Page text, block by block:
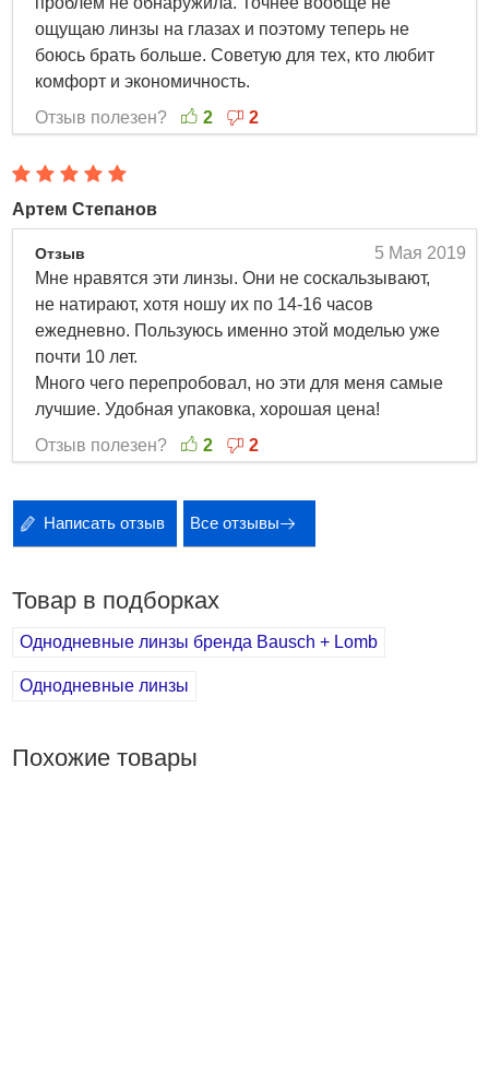
ощущаю линзы на глазах и поэтому теперь не
боюсь брать больше. Советую для тех, кто любит
комфорт и экономичность.
Отзыв полезен?
2 2
Артем Степанов
5 Мая 2019
Отзыв
Мне нравятся эти линзы. Они не соскальзывают,
не натирают, хотя ношу их по 14-16 часов
ежедневно. Пользуюсь именно этой моделью уже
почти 10 лет.
Много чего перепробовал, но эти для меня самые
лучшие. Удобная упаковка, хорошая цена!
Отзыв полезен?
2 2
Написать отзыв Все отзывы
Товар в подборках
Однодневные линзы бренда Bausch + Lomb
Однодневные линзы
Похожие товары